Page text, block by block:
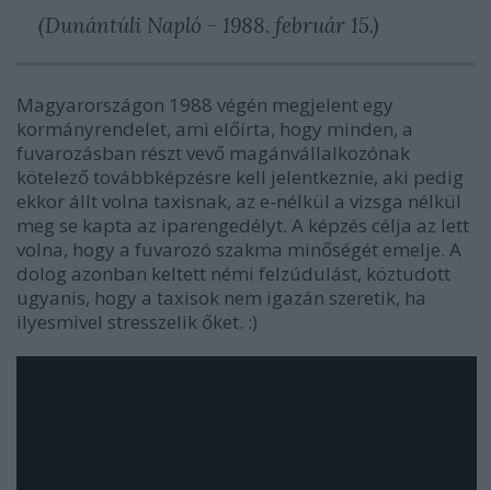
(Dunántúli Napló - 1988. február 15.)
Magyarországon 1988 végén megjelent egy
kormányrendelet, ami előírta, hogy minden, a
fuvarozásban részt vevő magánvállalkozónak
kötelező továbbképzésre kell jelentkeznie, aki pedig
ekkor állt volna taxisnak, az e-nélkül a vizsga nélkül
meg se kapta az iparengedélyt. A képzés célja az lett
volna, hogy a fuvarozó szakma minőségét emelje. A
dolog azonban keltett némi felzúdulást, köztudott
ugyanis, hogy a taxisok nem igazán szeretik, ha
ilyesmivel stresszelik őket. :)